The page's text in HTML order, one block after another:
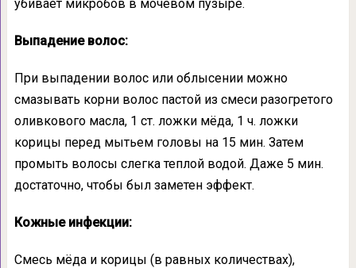
убивает микробов в мочевом пузыре.
Выпадение волос:
При выпадении волос или облысении можно
смазывать корни волос пастой из смеси разогретого
оливкового масла, 1 ст. ложки мёда, 1 ч. ложки
корицы перед мытьем головы на 15 мин. Затем
промыть волосы слегка теплой водой. Даже 5 мин.
достаточно, чтобы был заметен эффект.
Кожные инфекции:
Смесь мёда и корицы (в равных количествах),